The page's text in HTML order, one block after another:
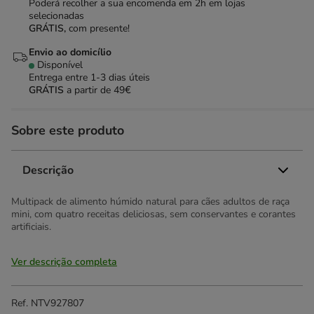
Poderá recolher a sua encomenda em 2h em lojas
selecionadas
GRÁTIS, com presente!
Envio ao domicílio
Disponível
Entrega entre 1-3 dias úteis
GRÁTIS a partir de 49€
Sobre este produto
Descrição
Multipack de alimento húmido natural para cães adultos de raça
mini, com quatro receitas deliciosas, sem conservantes e corantes
artificiais.
Ver descrição completa
Ref. NTV927807